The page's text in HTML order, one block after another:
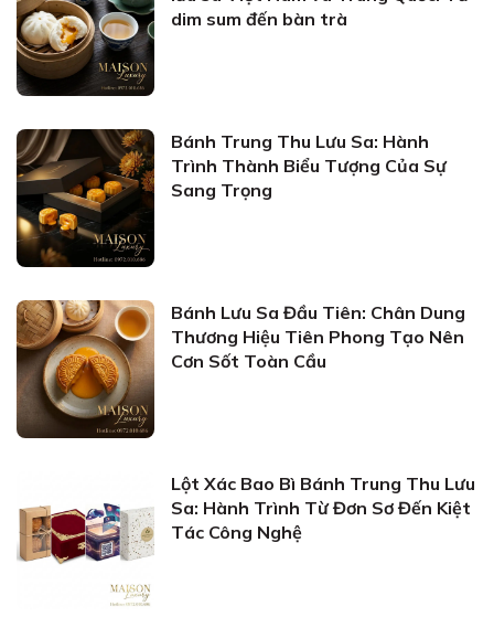
dim sum đến bàn trà
Bánh Trung Thu Lưu Sa: Hành
Trình Thành Biểu Tượng Của Sự
Sang Trọng
Bánh Lưu Sa Đầu Tiên: Chân Dung
Thương Hiệu Tiên Phong Tạo Nên
Cơn Sốt Toàn Cầu
Lột Xác Bao Bì Bánh Trung Thu Lưu
Sa: Hành Trình Từ Đơn Sơ Đến Kiệt
Tác Công Nghệ